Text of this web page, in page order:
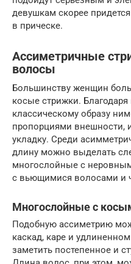
девушкам скорее
в прическе.
Ассиметричные
волосы
Большинству женщин
косые стрижки.
классическому образу
пропорциями внешности,
укладку. Среди
длину можно выделать
многослойные с
с вьющимися волосами и
Многослойные с
Подобную ассиметрию
каскад, каре и
заметить постепенное и